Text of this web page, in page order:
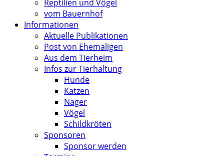
Reptilien und Vögel
vom Bauernhof
Informationen
Aktuelle Publikationen
Post von Ehemaligen
Aus dem Tierheim
Infos zur Tierhaltung
Hunde
Katzen
Nager
Vögel
Schildkröten
Sponsoren
Sponsor werden